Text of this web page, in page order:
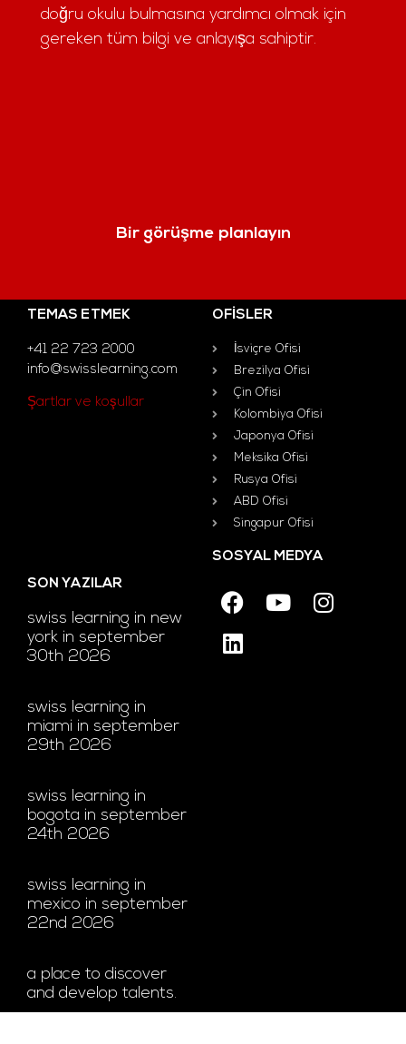
doğru okulu bulmasına yardımcı olmak için
gereken tüm bilgi ve anlayışa sahiptir.
Bir görüşme planlayın
TEMAS ETMEK
+41 22 723 2000
info@swisslearning.com
Şartlar ve koşullar
OFISLER
İsviçre Ofisi
Brezilya Ofisi
Çin Ofisi
Kolombiya Ofisi
Japonya Ofisi
Meksika Ofisi
Rusya Ofisi
ABD Ofisi
Singapur Ofisi
SON YAZILAR
swiss learning in new
york in september
30th 2026
swiss learning in
miami in september
29th 2026
swiss learning in
bogota in september
24th 2026
swiss learning in
mexico in september
22nd 2026
a place to discover
and develop talents.
SOSYAL MEDYA